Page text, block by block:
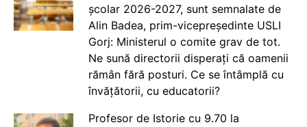
școlar 2026-2027, sunt semnalate de
Alin Badea, prim-vicepreședinte USLI
Gorj: Ministerul o comite grav de tot.
Ne sună directorii disperați că oamenii
rămân fără posturi. Ce se întâmplă cu
învățătorii, cu educatorii?
Profesor de Istorie cu 9.70 la